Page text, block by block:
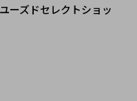
ーズドセレクトショッ